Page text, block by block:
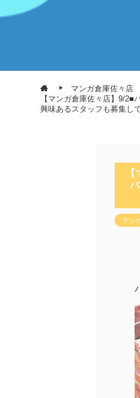
マンガ倉庫佐々店
【マンガ倉庫佐々店】9/
興味あるスタッフも募集し
マン